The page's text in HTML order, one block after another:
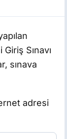
Sınavı
sınava
adresi